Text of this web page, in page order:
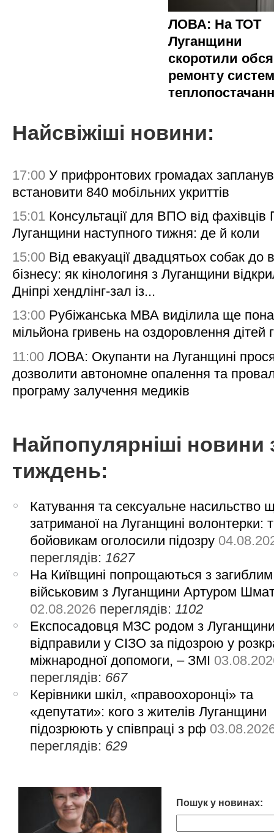
ЛОВА: На ТОТ
Луганщини
скоротили
ремонту
Найсвіжіші новини:
17:00 У прифронтових громадах
встановити 840 мобільних укриттів
15:01 Консультації для ВПО від
Луганщини наступного тижня: де й коли
15:00 Від евакуації двадцятьох собак до
бізнесу: як кінологиня з Луганщини
Дніпрі хендлінг-зал із...
13:00 Рубіжанська МВА виділила ще
мільйона гривень на оздоровлення дітей
11:00 ЛОВА: Окупанти на Луганщині
дозволити автономне опалення та
програму залучення медиків
Найпопулярніші новини
тиждень:
Катування та сексуальне насильство
затриманої на Луганщині волонтерки:
бойовикам оголосили підозру
переглядів: 1627
На Київщині попрощаються з загиблим
військовим з Луганщини Артуром
02.08.2026 переглядів: 1102
Експосадовця МЗС родом з
відправили у СІЗО за підозрою у
міжнародної допомоги, – ЗМІ
переглядів: 667
Керівники шкіл, «правоохоронці» та
«депутати»: кого з жителів Луганщини
підозрюють у співпраці з рф
переглядів: 629
Пошук у новинах: